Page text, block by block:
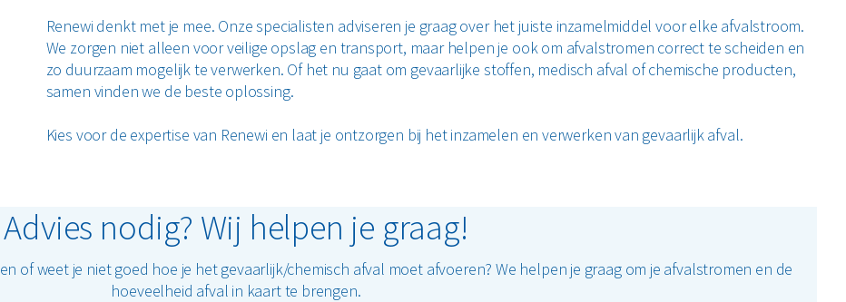
Renewi denkt met je mee. Onze specialisten adviseren je graag over het juiste inzamelmiddel voor elke afvalstroom.
We zorgen niet alleen voor veilige opslag en transport, maar helpen je ook om afvalstromen correct te scheiden en
zo duurzaam mogelijk te verwerken. Of het nu gaat om gevaarlijke stoffen, medisch afval of chemische producten,
samen vinden we de beste oplossing.
Kies voor de expertise van Renewi en laat je ontzorgen bij het inzamelen en verwerken van gevaarlijk afval.
Advies nodig? Wij helpen je graag!
of weet je niet goed hoe je het gevaarlijk/chemisch afval moet afvoeren? We helpen je graag om je afvalstromen en de
hoeveelheid afval in kaart te brengen.